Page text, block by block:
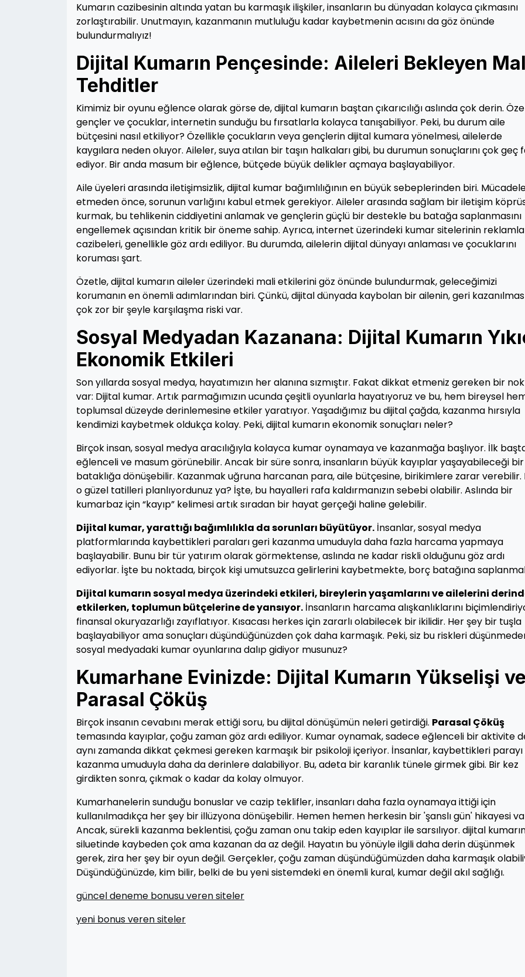
Kumarın cazibesinin altında yatan bu karmaşık ilişkiler, insanların bu dünyadan kolayca çıkmasını
zorlaştırabilir. Unutmayın, kazanmanın mutluluğu kadar kaybetmenin acısını da göz önünde
bulundurmalıyız!
Dijital Kumarın Pençesinde: Aileleri Bekleyen
Tehditler
Kimimiz bir oyunu eğlence olarak görse de, dijital kumarın baştan çıkarıcılığı aslında çok derin.
gençler ve çocuklar, internetin sunduğu bu fırsatlarla kolayca tanışabiliyor. Peki, bu durum aile
bütçesini nasıl etkiliyor? Özellikle çocukların veya gençlerin dijital kumara yönelmesi, ailelerde
kaygılara neden oluyor. Aileler, suya atılan bir taşın halkaları gibi, bu durumun sonuçlarını çok geç
ediyor. Bir anda masum bir eğlence, bütçede büyük delikler açmaya başlayabiliyor.
Aile üyeleri arasında iletişimsizlik, dijital kumar bağımlılığının en büyük sebeplerinden biri.
etmeden önce, sorunun varlığını kabul etmek gerekiyor. Aileler arasında sağlam bir iletişim
kurmak, bu tehlikenin ciddiyetini anlamak ve gençlerin güçlü bir destekle bu batağa saplanmasını
engellemek açısından kritik bir öneme sahip. Ayrıca, internet üzerindeki kumar sitelerinin
cazibeleri, genellikle göz ardı ediliyor. Bu durumda, ailelerin dijital dünyayı anlaması ve çocuklarını
koruması şart.
Özetle, dijital kumarın aileler üzerindeki mali etkilerini göz önünde bulundurmak, geleceğimizi
korumanın en önemli adımlarından biri. Çünkü, dijital dünyada kaybolan bir ailenin, geri
çok zor bir şeyle karşılaşma riski var.
Sosyal Medyadan Kazanana: Dijital Kumarın
Ekonomik Etkileri
Son yıllarda sosyal medya, hayatımızın her alanına sızmıştır. Fakat dikkat etmeniz gereken bir
var: Dijital kumar. Artık parmağımızın ucunda çeşitli oyunlarla hayatıyoruz ve bu, hem bireysel
toplumsal düzeyde derinlemesine etkiler yaratıyor. Yaşadığımız bu dijital çağda, kazanma hırsıyla
kendimizi kaybetmek oldukça kolay. Peki, dijital kumarın ekonomik sonuçları neler?
Birçok insan, sosyal medya aracılığıyla kolayca kumar oynamaya ve kazanmağa başlıyor. İlk
eğlenceli ve masum görünebilir. Ancak bir süre sonra, insanların büyük kayıplar yaşayabileceği bir
bataklığa dönüşebilir. Kazanmak uğruna harcanan para, aile bütçesine, birikimlere zarar verebilir.
o güzel tatilleri planlıyordunuz ya? İşte, bu hayalleri rafa kaldırmanızın sebebi olabilir. Aslında bir
kumarbaz için “kayıp” kelimesi artık sıradan bir hayat gerçeği haline gelebilir.
Dijital kumar, yarattığı bağımlılıkla da sorunları büyütüyor. İnsanlar, sosyal medya
platformlarında kaybettikleri paraları geri kazanma umuduyla daha fazla harcama yapmaya
başlayabilir. Bunu bir tür yatırım olarak görmektense, aslında ne kadar riskli olduğunu göz ardı
ediyorlar. İşte bu noktada, birçok kişi umutsuzca gelirlerini kaybetmekte, borç batağına
Dijital kumarın sosyal medya üzerindeki etkileri, bireylerin yaşamlarını ve ailelerini
etkilerken, toplumun bütçelerine de yansıyor. İnsanların harcama alışkanlıklarını
finansal okuryazarlığı zayıflatıyor. Kısacası herkes için zararlı olabilecek bir ikilidir. Her şey bir tuşla
başlayabiliyor ama sonuçları düşündüğünüzden çok daha karmaşık. Peki, siz bu riskleri
sosyal medyadaki kumar oyunlarına dalıp gidiyor musunuz?
Kumarhane Evinizde: Dijital Kumarın Yükselişi ve
Parasal Çöküş
Birçok insanın cevabını merak ettiği soru, bu dijital dönüşümün neleri getirdiği. Parasal Çöküş
temasında kayıplar, çoğu zaman göz ardı ediliyor. Kumar oynamak, sadece eğlenceli bir aktivite
aynı zamanda dikkat çekmesi gereken karmaşık bir psikoloji içeriyor. İnsanlar, kaybettikleri
kazanma umuduyla daha da derinlere dalabiliyor. Bu, adeta bir karanlık tünele girmek gibi. Bir kez
girdikten sonra, çıkmak o kadar da kolay olmuyor.
Kumarhanelerin sunduğu bonuslar ve cazip teklifler, insanları daha fazla oynamaya ittiği için
kullanılmadıkça her şey bir illüzyona dönüşebilir. Hemen hemen herkesin bir 'şanslı gün' hikayesi
Ancak, sürekli kazanma beklentisi, çoğu zaman onu takip eden kayıplar ile sarsılıyor. dijital
siluetinde kaybeden çok ama kazanan da az değil. Hayatın bu yönüyle ilgili daha derin düşünmek
gerek, zira her şey bir oyun değil. Gerçekler, çoğu zaman düşündüğümüzden daha karmaşık
Düşündüğünüzde, kim bilir, belki de bu yeni sistemdeki en önemli kural, kumar değil akıl sağlığı.
güncel deneme bonusu veren siteler
yeni bonus veren siteler